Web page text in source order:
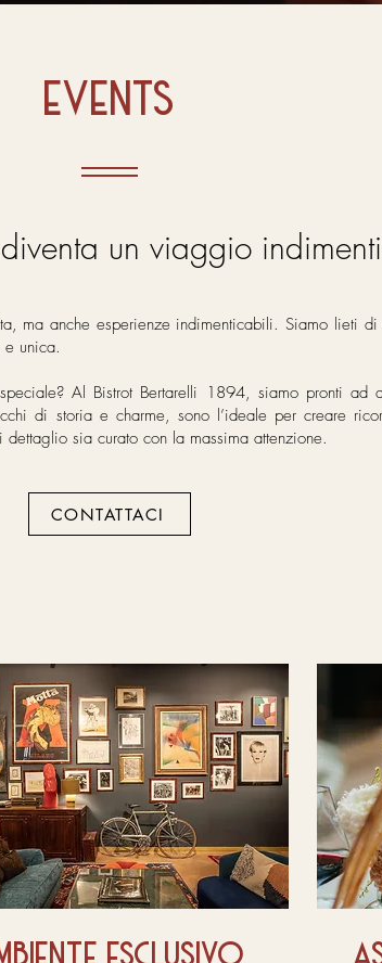
EVENTS
un viaggio
ma anche esperienze indimenticabili. Siamo lieti
unica.
Al Bistrot Bertarelli 1894, siamo pronti ad
di storia e charme, sono l’ideale per creare
sia curato con la massima attenzione.
CONTATTACI